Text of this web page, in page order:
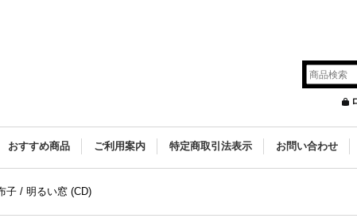
おすすめ商品 ご利用案内 特定商取引法表示 お問い合わせ
子 / 明るい窓 (CD)